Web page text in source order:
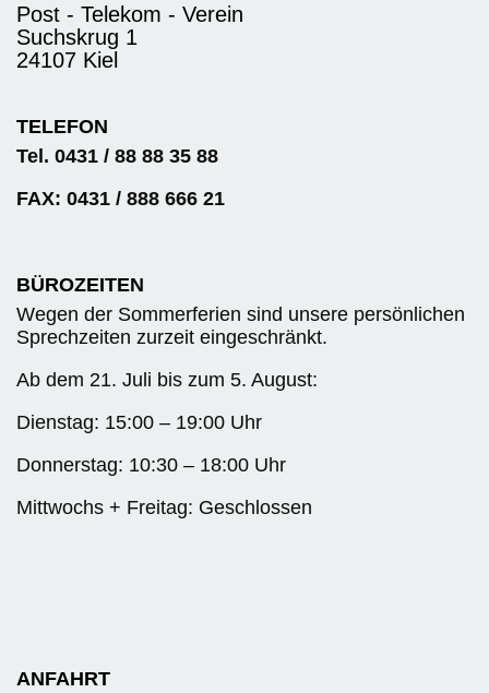
Post - Telekom - Verein
Suchskrug 1
24107 Kiel
TELEFON
Tel. 0431 / 88 88 35 88
FAX: 0431 / 888 666 21
BÜROZEITEN
Wegen der Sommerferien sind unsere persönlichen
Sprechzeiten zurzeit eingeschränkt.
Ab dem 21. Juli bis zum 5. August:
Dienstag: 15:00 – 19:00 Uhr
Donnerstag: 10:30 – 18:00 Uhr
Mittwochs + Freitag: Geschlossen
ANFAHRT